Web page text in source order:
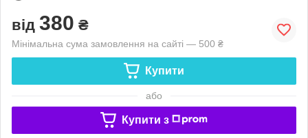
від 380 ₴
Мінімальна сума замовлення на сайті — 500 ₴
Купити
або
Купити з